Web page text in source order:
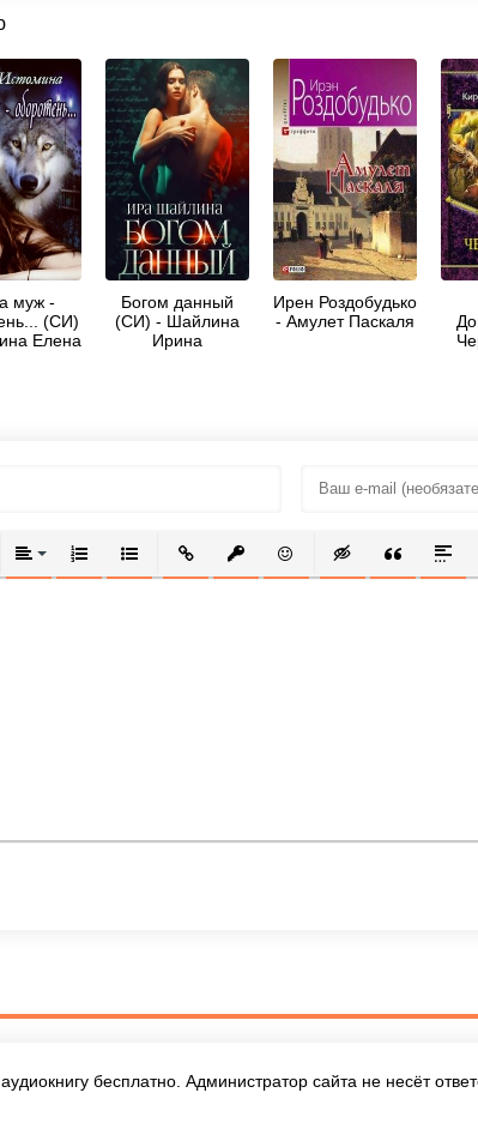
муж -
(СИ)
Елена
Богом данный
(СИ) - Шайлина
Ирина
Ирен Роздобудько
- Амулет Паскаля
ВЫРАВНИВАНИЕ
НУМЕРОВАННЫЙ СПИСОК
МАРКИРОВАННЫЙ СПИСОК
ВСТАВИТЬ ССЫЛКУ
ВСТАВИТЬ ЗАЩИЩЕННУЮ
ВСТАВИТЬ СМАЙЛИК
ВСТАВКАВСТАВКА
бесплатно. Администратор сайта не несёт